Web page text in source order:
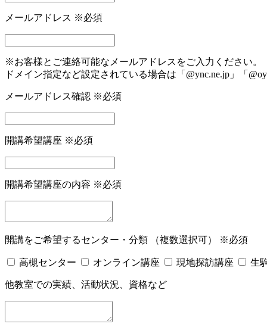
メールアドレス ※必須
※お客様とご連絡可能なメールアドレスをご入力ください。
ドメイン指定など設定されている場合は「@ync.ne.jp」「
メールアドレス確認 ※必須
開講希望講座 ※必須
開講希望講座の内容 ※必須
開講をご希望するセンター・分類 （複数選択可） ※必須
高槻センター オンライン講座 現地探訪講座 生
他教室での実績、活動状況、資格など